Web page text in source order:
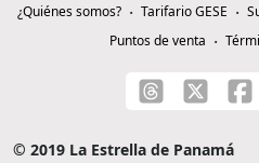
¿Quiénes somos? Tarifario GESE
Puntos de venta
© 2019 La Estrella de Panamá